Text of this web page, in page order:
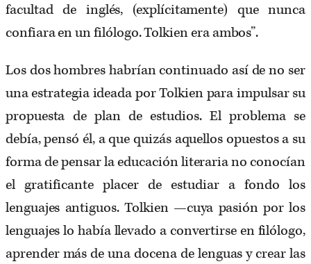
facultad de inglés, (explícitamente) que nunca
confiara en un filólogo. Tolkien era ambos”.
Los dos hombres habrían continuado así de no ser
una estrategia ideada por Tolkien para impulsar su
propuesta de plan de estudios. El problema se
debía, pensó él, a que quizás aquellos opuestos a su
forma de pensar la educación literaria no conocían
el gratificante placer de estudiar a fondo los
lenguajes antiguos. Tolkien —cuya pasión por los
lenguajes lo había llevado a convertirse en filólogo,
aprender más de una docena de lenguas y crear las